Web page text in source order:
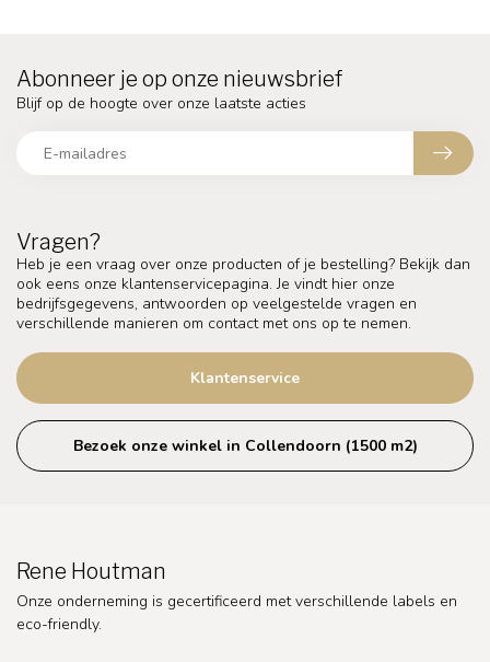
Vragen?
Heb je een vraag over onze producten of je bestelling? Bekijk dan
ook eens onze klantenservicepagina. Je vindt hier onze
bedrijfsgegevens, antwoorden op veelgestelde vragen en
verschillende manieren om contact met ons op te nemen.
Klantenservice
Bezoek onze winkel in Collendoorn (1500 m2)
Abonneer je op onze nieuwsbrief
Blijf op de hoogte over onze laatste acties
Rene Houtman
Onze onderneming is gecertificeerd met verschillende labels en
eco-friendly.